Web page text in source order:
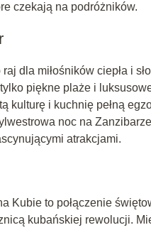
czekają na podróżników.
dla miłośników ciepła i
piękne plaże i
kulturę i kuchnię pełną
noc na
atrakcjami.
Kubie to połączenie
kubańskiej rewolucji.